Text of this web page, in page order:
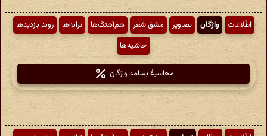
اطّلاعات واژگان تصاویر مشق شعر هم‌آهنگ‌ها ترانه‌ها
روند بازدیدها
حاشیه‌ها
محاسبهٔ بسامد واژگان